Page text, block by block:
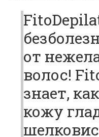
от
волос!
знает,
кожу